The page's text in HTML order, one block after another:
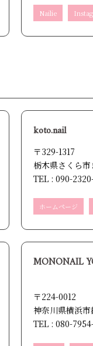
Nailie
koto.nail
〒329-1317
栃木県さくら市
TEL : 090-
ホームページ
MONONAIL
〒224-0012
神奈川県横浜
TEL : 080-